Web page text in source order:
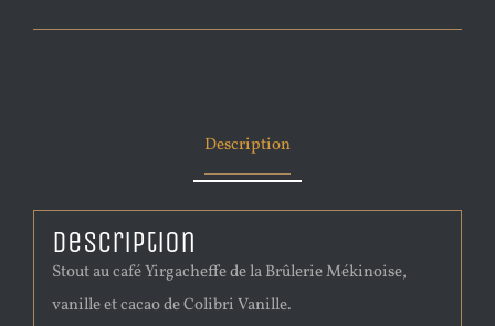
Description
Description
Stout au café Yirgacheffe de la Brûlerie Mékinoise,
vanille et cacao de Colibri Vanille.